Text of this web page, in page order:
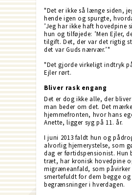
"Det er ikke så længe siden,
hende igen og spurgte,
’Jeg har ikke haft hovedpine
hun og tilføjede: ’Men Ejler,
tilgift. Det, der var det rigtig
det var Guds nærvær.’"
"Det gjorde virkeligt indtryk
Ejler rørt.
Bliver rask engang
Det er dog ikke alle, der
man beder om det. Det
hjemmefronten, hvor hans
Anette, ligger syg på 11. år.
I juni 2013 faldt hun og
alvorlig hjernerystelse, som
dag er førtidspensionist. Hun
træt, har kronisk hovedpine
migræneanfald, som påvirker
smertefuldt for dem begge
begrænsninger i hverdagen.